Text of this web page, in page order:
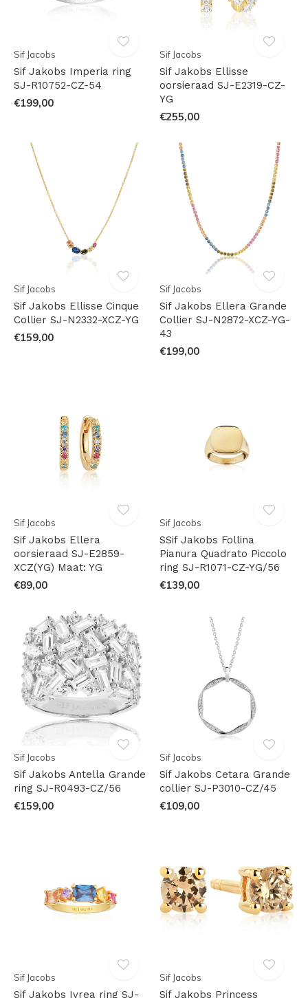
Sif Jacobs
Sif Jakobs Imperia ring
SJ-R10752-CZ-54
€199,00
Sif Jacobs
Sif Jakobs Ellisse
oorsieraad SJ-E2319-CZ-
YG
€255,00
Sif Jacobs
Sif Jakobs Ellisse Cinque
Collier SJ-N2332-XCZ-YG
€159,00
Sif Jacobs
Sif Jakobs Ellera Grande
Collier SJ-N2872-XCZ-YG-
43
€199,00
Sif Jacobs
Sif Jakobs Ellera
oorsieraad SJ-E2859-
XCZ(YG) Maat: YG
€89,00
Sif Jacobs
SSif Jakobs Follina
Pianura Quadrato Piccolo
ring SJ-R1071-CZ-YG/56
€139,00
Sif Jacobs
Sif Jakobs Antella Grande
ring SJ-R0493-CZ/56
€159,00
Sif Jacobs
Sif Jakobs Cetara Grande
collier SJ-P3010-CZ/45
€109,00
Sif Jacobs
Sif Jakobs Ivrea ring SJ-
Sif Jacobs
Sif Jakobs Princess